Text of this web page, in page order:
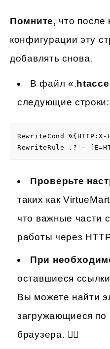
Помните, что после
конфигурации эту
добавлять снова.
В файл «.
следующие строки:
RewriteCond %{HTTP:X-
RewriteRule .? –
Проверьте
таких как
что важные части
работы через
При
оставшиеся
Вы можете найти
загружающиеся по
браузера. 🕵️‍♀️